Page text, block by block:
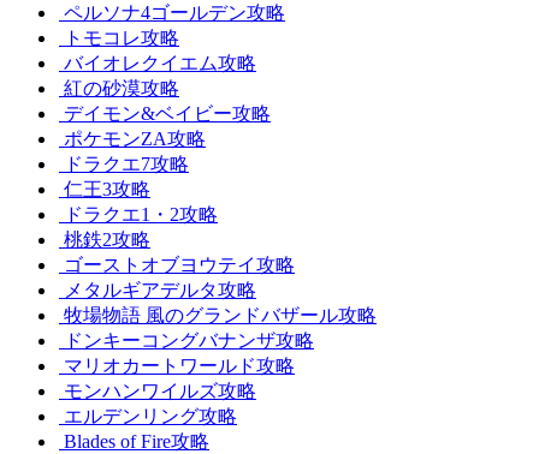
ペルソナ4ゴールデン攻略
トモコレ攻略
バイオレクイエム攻略
紅の砂漠攻略
デイモン&ベイビー攻略
ポケモンZA攻略
ドラクエ7攻略
仁王3攻略
ドラクエ1・2攻略
桃鉄2攻略
ゴーストオブヨウテイ攻略
メタルギアデルタ攻略
牧場物語 風のグランドバザール攻略
ドンキーコングバナンザ攻略
マリオカートワールド攻略
モンハンワイルズ攻略
エルデンリング攻略
Blades of Fire攻略